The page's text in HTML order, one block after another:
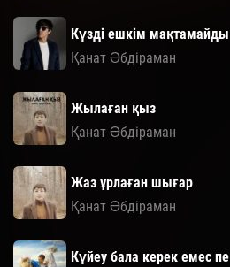
Күзді ешкім мақтамайды
Қанат Әбдіраман
Жылаған қыз
Қанат Әбдіраман
Жаз ұрлаған шығар
Қанат Әбдіраман
Күйеу бала керек емес пе